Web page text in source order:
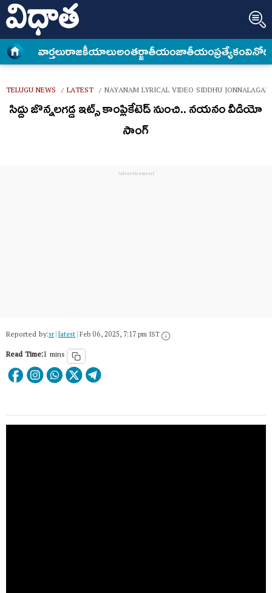
వార్త‌లురాజకీయాలుఅంత‌ర్జాతీయంజాతీయంప్రత్యేకం
TELUGU NEWS / LATEST / NAYANAM LYRICAL VIDEO SIDDHU
సిద్దు జొన్న‌ల‌గ‌డ్డ ఇట్స్ కాంప్లికేటెడ్ నుంచి.. న‌య‌నం వీడియో
సాంగ్‌
Reported by:sr|latest|Feb 06, 2025, 7:17 pm IST
Read Time:1 mins